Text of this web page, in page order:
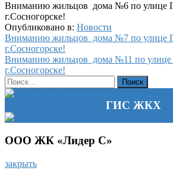
Вниманию жильцов дома №6 по улице
г.Сосногорске!
Опубликовано в: Новости
Навигация
по
записям
Вниманию жильцов дома №7 по улице
г.Сосногорске!
Вниманию жильцов дома №11 по улице
г.Сосногорске!
Найти:
ГИС ЖКХ
ООО ЖК «Лидер С»
закрыть